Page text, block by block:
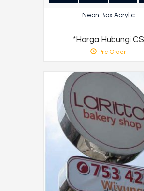
Neon Box Acrylic
*Harga Hubungi CS
Pre Order